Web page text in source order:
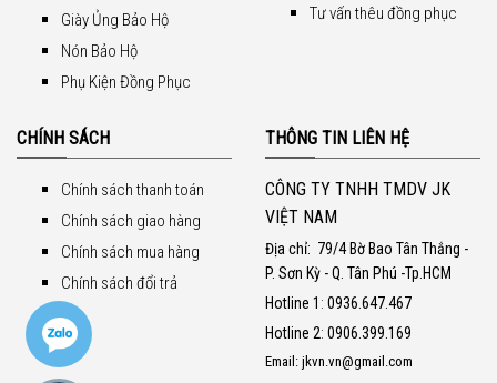
Giày Ủng Bảo Hộ
Nón Bảo Hộ
Phụ Kiện Đồng Phục
Tư vấn thêu đồng phục
CHÍNH SÁCH
Chính sách thanh toán
Chính sách giao hàng
Chính sách mua hàng
Chính sách đổi trả
THÔNG TIN LIÊN HỆ
CÔNG TY TNHH TMDV JK
VIỆT NAM
Địa chỉ: 79/4 Bờ Bao Tân Thắng -
P. Sơn Kỳ - Q. Tân Phú -Tp.HCM
Hotline 1 : 0936.647.467
Hotline 2: 0906.399.169
Email: jkvn.vn@gmail.com